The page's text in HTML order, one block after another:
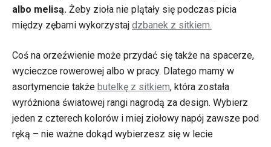
albo melisą. Żeby zioła nie plątały się podczas picia
między zębami wykorzystaj dzbanek z sitkiem.
Coś na orzeźwienie może przydać się także na spacerze,
wycieczce rowerowej albo w pracy. Dlatego mamy w
asortymencie także butelkę z sitkiem, która została
wyróżniona światowej rangi nagrodą za design. Wybierz
jeden z czterech kolorów i miej ziołowy napój zawsze pod
ręką – nie ważne dokąd wybierzesz się w lecie